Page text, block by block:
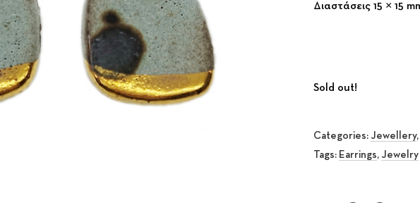
Διαστάσεις 15 × 15
Sold out!
Categories: Jewellery,
Tags: Earrings, Jewelry